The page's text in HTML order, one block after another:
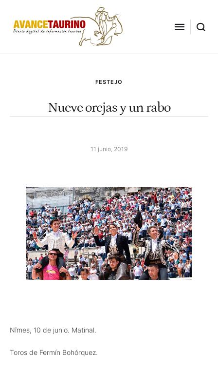
FESTEJO
Nueve orejas y un rabo
11 junio, 2019
Nîmes, 10 de junio. Matinal.
Toros de Fermín Bohórquez.